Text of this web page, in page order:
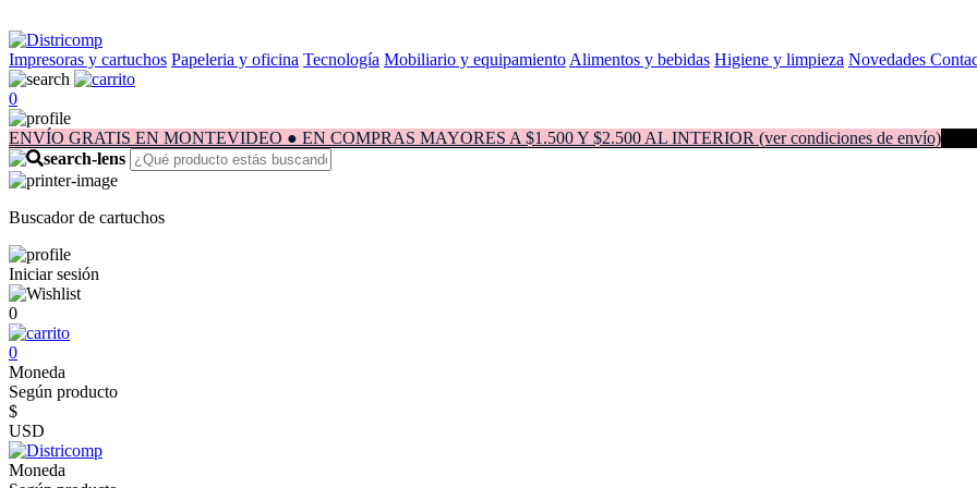
Impresoras y cartuchos Papeleria y oficina Tecnología Mobiliario y equipamiento Alimentos y bebidas Higiene y limpieza Novedades
0
ENVÍO GRATIS EN MONTEVIDEO ● EN COMPRAS MAYORES A $1.500 Y $2.500 AL INTERIOR (ver condiciones de envío)
Buscador de cartuchos
Iniciar sesión
0
0
Moneda
Según producto
$
USD
Moneda